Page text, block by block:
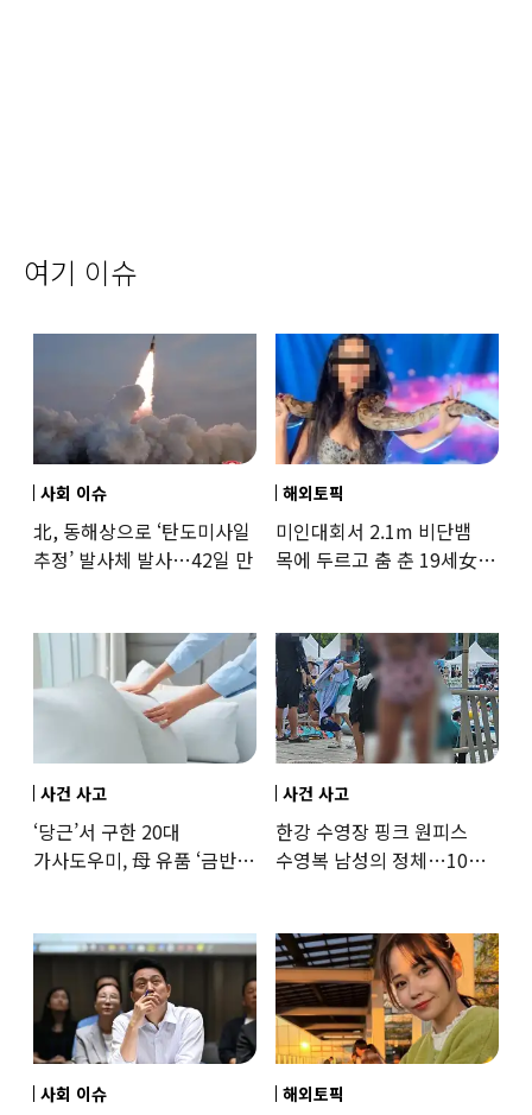
여기 이슈
사회 이슈
北, 동해상으로 ‘탄도미사일
추정’ 발사체 발사…42일 만
해외토픽
미인대회서 2.1m 비단뱀
목에 두르고 춤 춘 19세女
사건 사고
‘당근’서 구한 20대
가사도우미, 母 유품 ‘금반지
사건 사고
한강 수영장 핑크 원피스
수영복 남성의 정체…10대
사회 이슈 해외토픽